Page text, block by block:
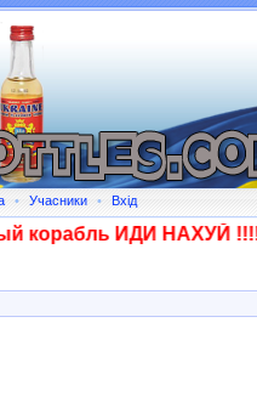
• Учасники • Вхід
ИДИ НАХУЙ !!!!